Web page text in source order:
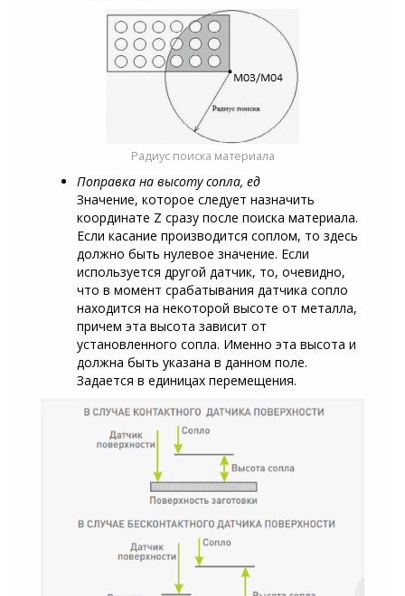
Радиус поиска материала
Поправка на высоту сопла, ед
Значение, которое следует назначить
координате Z сразу после поиска материала.
Если касание производится соплом, то здесь
должно быть нулевое значение. Если
используется другой датчик, то, очевидно,
что в момент срабатывания датчика сопло
находится на некоторой высоте от металла,
причем эта высота зависит от
установленного сопла. Именно эта высота и
должна быть указана в данном поле.
Задается в единицах перемещения.